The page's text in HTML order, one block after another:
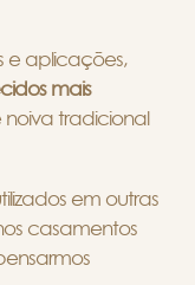
e aplicações,
mais
tradicional
em outras
casamentos